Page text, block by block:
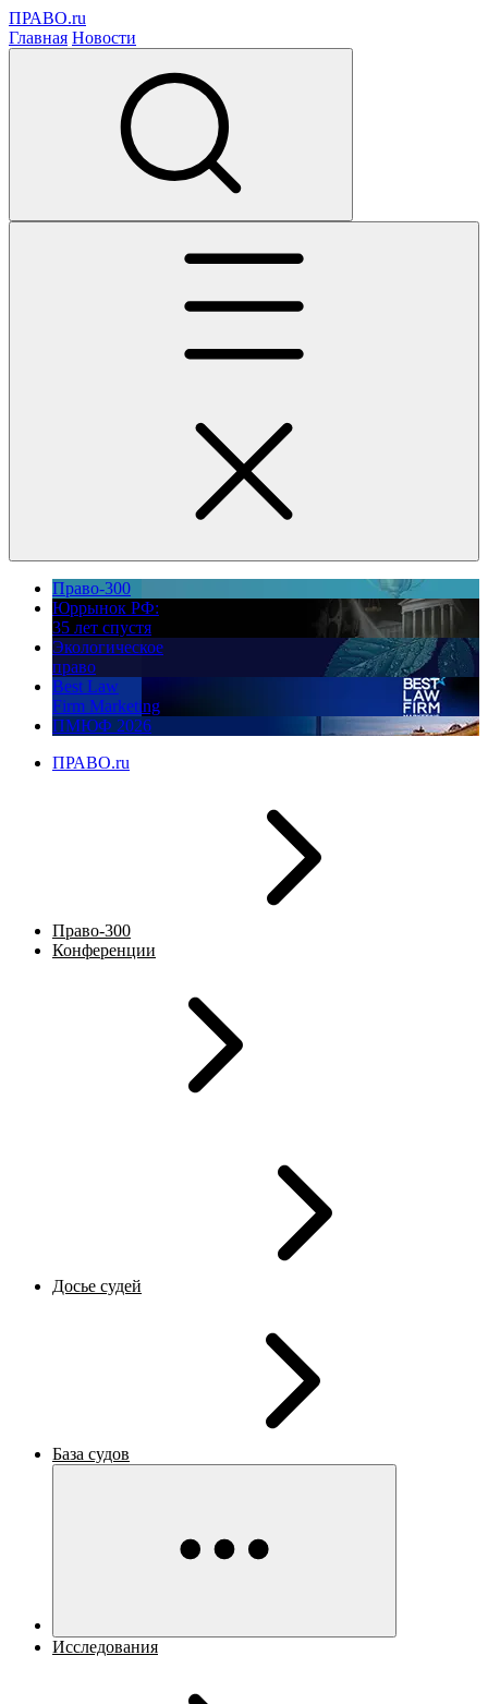
ПРАВО.ru
Главная Новости
Право-300
Юррынок РФ:
35 лет спустя
Экологическое
право
Best Law
Firm Marketing
ПМЮФ 2026
ПРАВО.ru
Право-300
Конференции
Досье судей
База судов
Исследования